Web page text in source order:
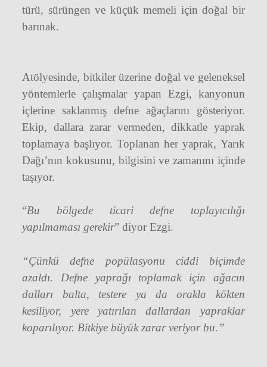
türü, sürüngen ve küçük memeli için doğal bir
barınak.
Atölyesinde, bitkiler üzerine doğal ve geleneksel
yöntemlerle çalışmalar yapan Ezgi, kanyonun
içlerine saklanmış defne ağaçlarını gösteriyor.
Ekip, dallara zarar vermeden, dikkatle yaprak
toplamaya başlıyor. Toplanan her yaprak, Yarık
Dağı’nın kokusunu, bilgisini ve zamanını içinde
taşıyor.
“Bu bölgede ticari defne toplayıcılığı
yapılmaması gerekir” diyor Ezgi.
“Çünkü defne popülasyonu ciddi biçimde
azaldı. Defne yaprağı toplamak için ağacın
dalları balta, testere ya da orakla kökten
kesiliyor, yere yatırılan dallardan yapraklar
koparılıyor. Bitkiye büyük zarar veriyor bu.”